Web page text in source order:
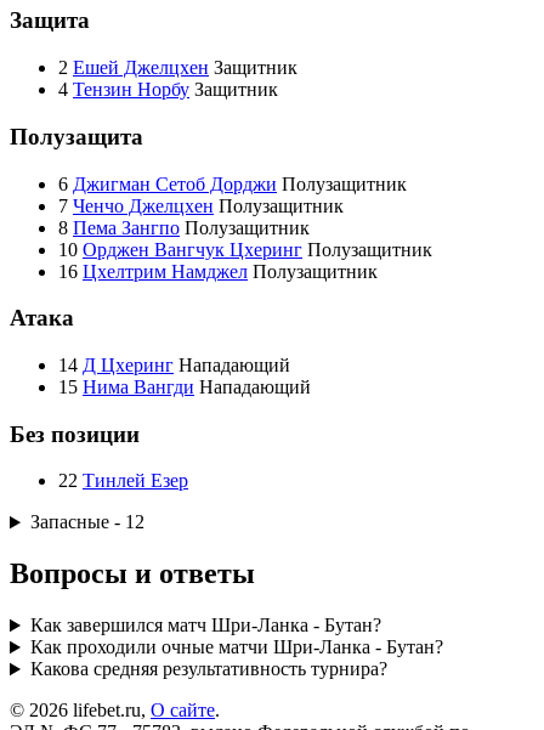
Защита
2 Ешей Джелцхен Защитник
4 Тензин Норбу Защитник
Полузащита
6 Джигман Сетоб Дорджи Полузащитник
7 Ченчо Джелцхен Полузащитник
8 Пема Зангпо Полузащитник
10 Орджен Вангчук Цхеринг Полузащитник
16 Цхелтрим Намджел Полузащитник
Атака
14 Д Цхеринг Нападающий
15 Нима Вангди Нападающий
Без позиции
22 Тинлей Езер
Запасные - 12
Вопросы и ответы
Как завершился матч Шри-Ланка - Бутан?
Как проходили очные матчи Шри-Ланка - Бутан?
Какова средняя результативность турнира?
© 2026 lifebet.ru, О сайте.